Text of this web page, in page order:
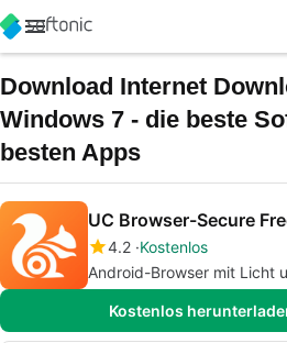
Download Internet
Windows 7 - die beste
besten Apps
4.2 Kostenlos
Android-Browser mit Licht
Kostenlos